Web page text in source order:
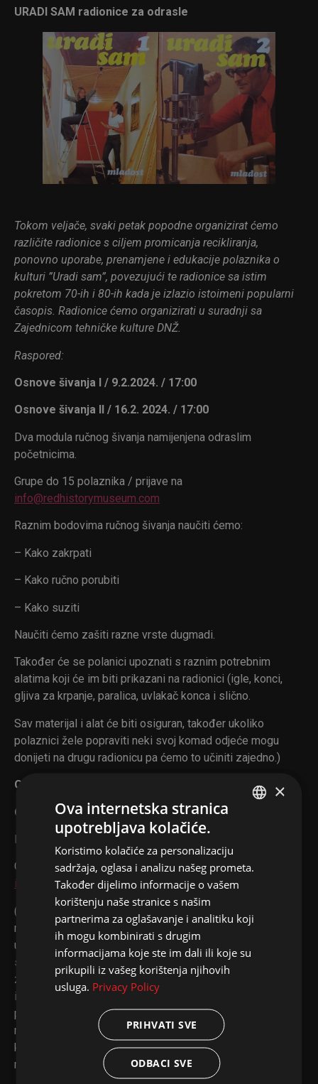
URADI SAM radionice za odrasle
Tokom veljače, svaki petak popodne organizirat ćemo
različite radionice s ciljem promicanja recikliranja,
ponovno uporabe, prenamjene i edukacije polaznika o
kulturi ”Uradi sam”, povezujući te radionice sa istim
pokretom 70-ih i 80-ih kada je izlazio istoimeni popularni
časopis. Radionice ćemo organizirati u suradnji sa
Zajednicom tehničke kulture DNŽ.
Raspored:
Osnove šivanja I / 9.2.2024. / 17:00
Osnove šivanja II / 16.2. 2024. / 17:00
Dva modula ručnog šivanja namijenjena odraslim
početnicima.
Grupe do 15 polaznika / prijave na
info@redhistorymuseum.com
Raznim bodovima ručnog šivanja naučiti ćemo:
– Kako zakrpati
– Kako ručno porubiti
– Kako suziti
Naučiti ćemo zašiti razne vrste dugmadi.
Također će se polanici upoznati s raznim potrebnim
alatima koji će im biti prikazani na radionici (igle, konci,
gljiva za krpanje, paralica, uvlakač konca i slično.
Sav materijal i alat će biti osiguran, također ukoliko
polaznici žele popraviti neki svoj komad odjeće mogu
donijeti na drugu radionicu pa ćemo to učiniti zajedno.)
Osnove električne struje I 23.2.2024. / 17:00
Osnove električne struje II 1.3.2024. / 17:00
Dva modula namijenjena odraslim početnicima.
Grupe do 12 polaznika / prijave na
info@redhistorymuseum.com
(Na radionicama će se polaznicima u teorijskom dijelu
radionice prvo objasniti kako se proizvodi električna struja
u elektranama i kako struja dolazi do kuća. Pokazat će im
se kako izgleda kućni razvod struje, kako se dijeli i koje
zaštite koristimo. Prikazat će im se i shema kućne
instalacije i kako se ona čita. U praktičnom dijelu radionice
polaznici će spajati izmjenične prekidače, žarulju i utikač
na maketi od drvene podloge s glavnom razvodnom
kutijom s tri osigurača i fidovom sklopkom te tri obične
razvodne kutije.
×
Ova internetska stranica
upotrebljava kolačiće.
Koristimo kolačiće za personalizaciju
sadržaja, oglasa i analizu našeg prometa.
Također dijelimo informacije o vašem
korištenju naše stranice s našim
partnerima za oglašavanje i analitiku koji
ih mogu kombinirati s drugim
informacijama koje ste im dali ili koje su
prikupili iz vašeg korištenja njihovih
usluga. Privacy Policy
PRIHVATI SVE
ODBACI SVE